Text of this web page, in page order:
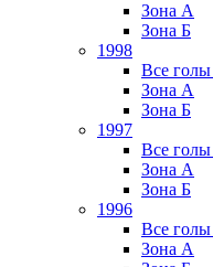
Зона А
Зона Б
1998
Все голы
Зона А
Зона Б
1997
Все голы
Зона А
Зона Б
1996
Все голы
Зона А